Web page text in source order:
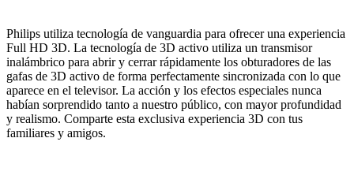
Philips utiliza tecnología de vanguardia para ofrecer una experiencia
Full HD 3D. La tecnología de 3D activo utiliza un transmisor
inalámbrico para abrir y cerrar rápidamente los obturadores de las
gafas de 3D activo de forma perfectamente sincronizada con lo que
aparece en el televisor. La acción y los efectos especiales nunca
habían sorprendido tanto a nuestro público, con mayor profundidad
y realismo. Comparte esta exclusiva experiencia 3D con tus
familiares y amigos.